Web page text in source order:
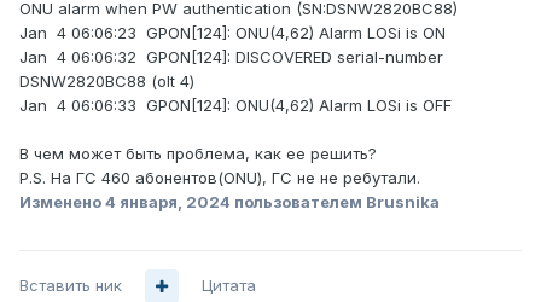
ONU alarm when PW authentication (SN:DSNW2820BC88)
Jan 4 06:06:23 GPON[124]: ONU(4,62) Alarm LOSi is ON
Jan 4 06:06:32 GPON[124]: DISCOVERED serial-number
DSNW2820BC88 (olt 4)
Jan 4 06:06:33 GPON[124]: ONU(4,62) Alarm LOSi is OFF
В чем может быть проблема, как ее решить?
P.S. На ГС 460 абонентов(ONU), ГС не не ребутали.
Изменено4 января, 2024 пользователем Brusnika
Вставить ник Цитата